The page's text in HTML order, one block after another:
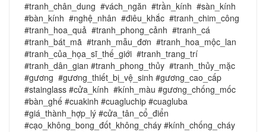
#tranh_chân_dung #vách_ngăn #trần_kính #sàn_kính
#bàn_kính #nghệ_nhân #điêu_khắc #tranh_chim_công
#tranh_hoa_quả #tranh_phong_cảnh #tranh_cá
#tranh_bát_mã #tranh_mẫu_đơn #tranh_hoa_mộc_lan
#tranh_của_họa_sĩ_thế_giới #tranh_trang_trí
#tranh_dân_gian #tranh_phong_thủy #tranh_thủy_mặc
#gương #gương_thiết_bị_vệ_sinh #gương_cao_cấp
#stainglass #cửa_kính #kính_màu #gương_chống_mốc
#bàn_ghế #cuakinh #cuagluchip #cuagluba
#giá_thành_hợp_lý #cửa_tân_cổ_điển
#cạo_không_bong_đốt_không_cháy #kính_chống_cháy